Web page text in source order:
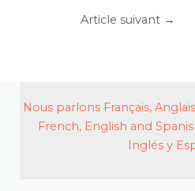
Article suivant →
Nous parlons Français,
French, English and
Inglés y